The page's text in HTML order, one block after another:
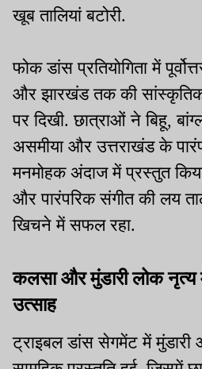
खूब तालियां बटोरी.
फोक डांस प्रतियोगिता में
और झारखंड तक की
पर दिखी. छात्राओं ने बिहू,
असमीया और उत्तराखंड के
मनमोहक अंदाज में प्रस्तुत
और पारंपरिक संगीत की लय
खिचने में सफल रहा.
कलसा और मुंडारी लोक नृत्य
उत्साह
ट्राइबल डांस सेगमेंट में